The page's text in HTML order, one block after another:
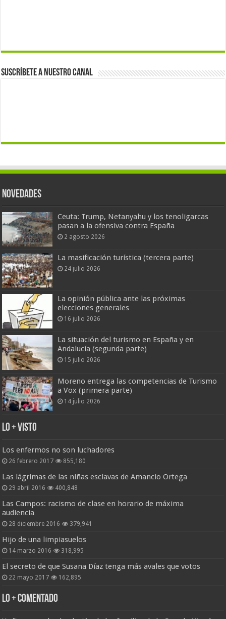
Suscríbete a nuestro canal
Novedades
Ceuta: Trump, Netanyahu y los tenoligarcas
pasan a la ofensiva contra España
2 agosto 2026
La masificación turística (tercera parte)
24 julio 2026
La opinión pública ante las próximas
elecciones generales
16 julio 2026
La situación del turismo en España y en
Andalucía (segunda parte)
15 julio 2026
Moreno entrega las competencias de Turismo
a Vox (primera parte)
14 julio 2026
Lo + Visto
Los enfermos no son luchadores
26 febrero 2017 855,180
Las lágrimas de las niñas esclavas de Amancio Ortega
29 abril 2016 400,848
Las Campos: racismo de clase en horario de máxima
audiencia
28 diciembre 2016 379,941
Hijo de una limpiasuelos
14 marzo 2016 318,995
El secreto de que Susana Díaz tenga más avales que votos
22 mayo 2017 162,895
Lo + Comentado